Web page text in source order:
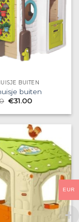
BUITEN
buiten
€31.00
EUR